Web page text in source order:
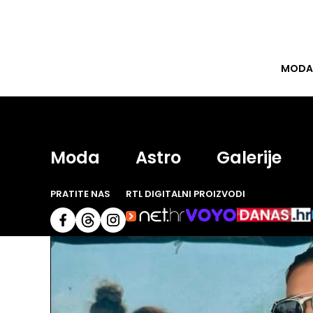
MODA
Moda Astro Galerije
PRATITE NAS RTL DIGITALNI PROIZVODI